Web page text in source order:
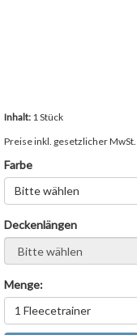
Inhalt: 1 Stück
Preise inkl. gesetzlicher MwSt.
Farbe
Bitte wählen
Deckenlängen
Bitte wählen
Menge:
1 Fleecetrainer